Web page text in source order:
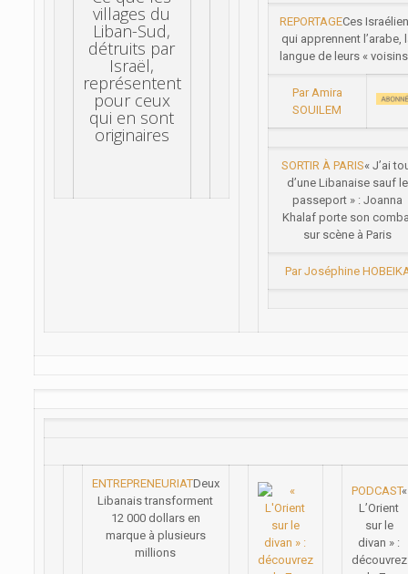
villages du
Liban-Sud,
détruits par
Israël,
représentent
pour ceux
qui en sont
originaires
REPORTAGECes
qui apprennent l’arabe,
langue de leurs «
Par Amira
SOUILEM
SORTIR À PARIS« J’ai
d’une Libanaise sauf le
passeport » : Joanna
Khalaf porte son
sur scène à Paris
Par Joséphine
ENTREPRENEURIATDeux
Libanais transforment
12 000 dollars en
marque à plusieurs
millions
PODCAST«
L’Orient
sur le
divan » :
découvrez